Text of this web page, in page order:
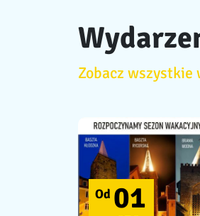
Zobacz wszystkie
Od 01